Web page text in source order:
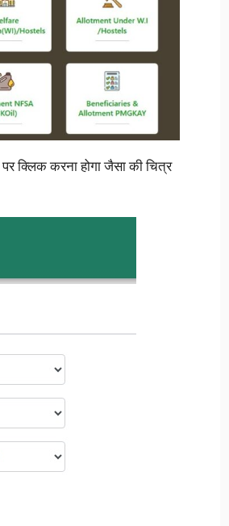
पर क्लिक करना होगा जैसा की चित्र